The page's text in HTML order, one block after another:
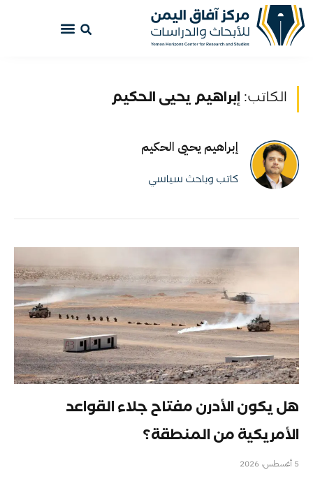
الكاتب:إبراهيم يحيى الحكيم
إبراهيم يحيى الحكيم
كاتب وباحث سياسي
هل يكون الأدرن مفتاح جلاء القواعد
الأمريكية من المنطقة؟
5 أغسطس، 2026